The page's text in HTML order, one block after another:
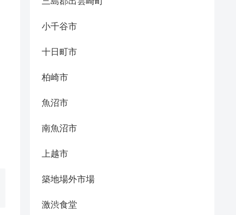
小千谷市
十日町市
柏崎市
魚沼市
南魚沼市
上越市
築地場外市場
激渋食堂